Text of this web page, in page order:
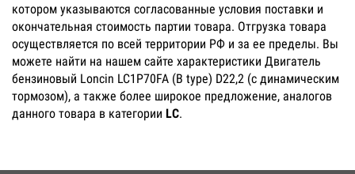
котором указываются согласованные условия поставки и
окончательная стоимость партии товара. Отгрузка товара
осуществляется по всей территории РФ и за ее пределы. Вы
можете найти на нашем сайте характеристики Двигатель
бензиновый Loncin LC1P70FA (B type) D22,2 (с динамическим
тормозом), а также более широкое предложение, аналогов
данного товара в категории LC.